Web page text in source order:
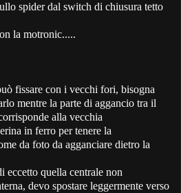
spider dal switch di chiusura tetto
la motronic.....
fissare con i vecchi fori, bisogna
mentre la parte di aggancio tra il
alla vecchia
in ferro per tenere la
da foto da agganciare dietro la
eccetto quella centrale non
devo spostare leggermente verso